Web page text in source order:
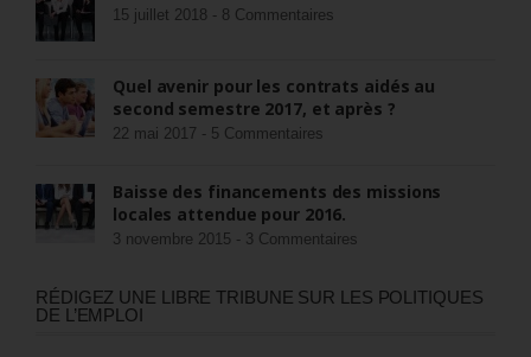
15 juillet 2018 - 8 Commentaires
Quel avenir pour les contrats aidés au
second semestre 2017, et après ?
22 mai 2017 - 5 Commentaires
Baisse des financements des missions
locales attendue pour 2016.
3 novembre 2015 - 3 Commentaires
RÉDIGEZ UNE LIBRE TRIBUNE SUR LES POLITIQUES
DE L’EMPLOI